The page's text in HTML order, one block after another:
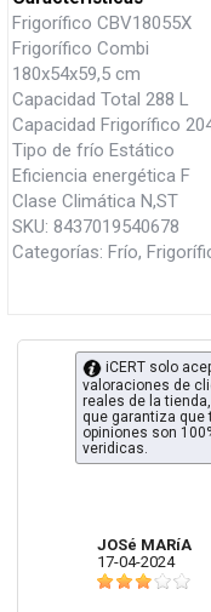
Frigorífico CBV18055X
Frigorífico Combi
180x54x59,5 cm
Capacidad Total 288 L
Capacidad Frigorífico
Tipo de frío Estático
Eficiencia energética F
Clase Climática N,ST
SKU: 8437019540678
Categorías: Frío,
iCERT solo
valoraciones de
reales de la
que garantiza que
opiniones son
veridicas.
JOSé MARíA
17-04-2024